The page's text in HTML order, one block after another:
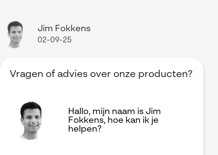
Jim Fokkens
02-09-25
Vragen of advies over onze producten?
Hallo, mijn naam is Jim
Fokkens, hoe kan ik je
helpen?